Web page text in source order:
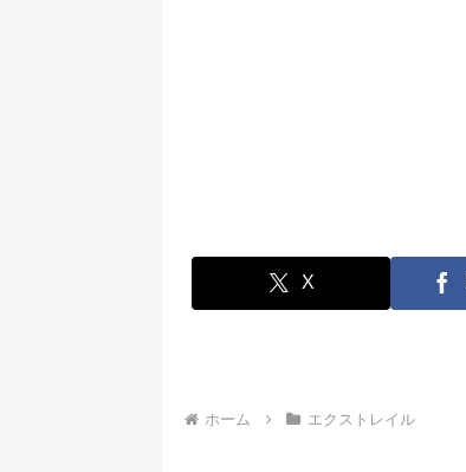
X
ホーム エクストレイル